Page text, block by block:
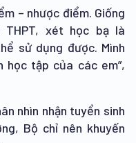
– nhược điểm. Giống
xét học bạ là
sử dụng được. Mình
học tập của các em”,
nhìn nhận tuyển sinh
Bộ chỉ nên khuyến